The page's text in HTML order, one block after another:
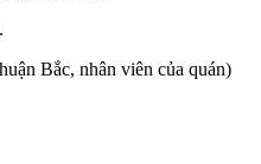
Bắc, nhân viên của quán)